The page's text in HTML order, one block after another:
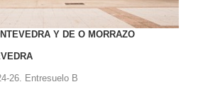
Y DE O MORRAZO
26. Entresuelo B